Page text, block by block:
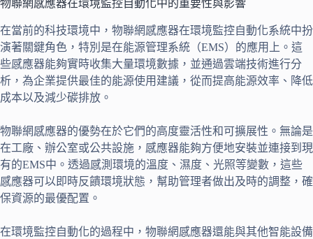
物聯網感應器在環境監控自動化中的重要性與影響
在當前的科技環境中，物聯網感應器在環境監控自動化系統中扮
演著關鍵角色，特別是在能源管理系統（EMS）的應用上。這
些感應器能夠實時收集大量環境數據，並通過雲端技術進行分
析，為企業提供最佳的能源使用建議，從而提高能源效率、降低
成本以及減少碳排放。
物聯網感應器的優勢在於它們的高度靈活性和可擴展性。無論是
在工廠、辦公室或公共設施，感應器能夠方便地安裝並連接到現
有的EMS中。透過感測環境的溫度、濕度、光照等變數，這些
感應器可以即時反饋環境狀態，幫助管理者做出及時的調整，確
保資源的最優配置。
在環境監控自動化的過程中，物聯網感應器還能與其他智能設備